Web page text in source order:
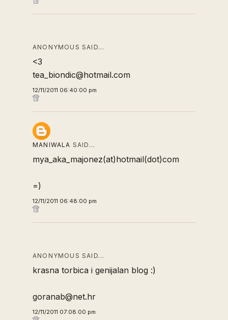
ANONYMOUS SAID…
<3
tea_biondic@hotmail.com
12/11/2011 06:40:00 pm
MANIWALA SAID…
mya_aka_majonez(at)hotmail(dot)com
=)
12/11/2011 06:48:00 pm
ANONYMOUS SAID…
krasna torbica i genijalan blog :)
goranab@net.hr
12/11/2011 07:08:00 pm